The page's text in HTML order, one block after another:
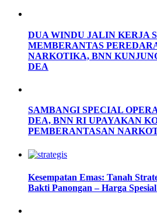
DUA WINDU JALIN KERJA
MEMBERANTAS
NARKOTIKA, BNN
DEA
SAMBANGI SPECIAL
DEA, BNN RI UPAYAKAN
PEMBERANTASAN
Kesempatan Emas: Tanah
Bakti Panongan – Harga